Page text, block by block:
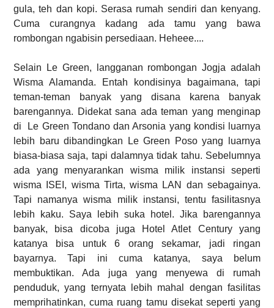
gula, teh dan kopi. Serasa rumah sendiri dan kenyang.
Cuma curangnya kadang ada tamu yang bawa
rombongan ngabisin persediaan. Heheee....
Selain Le Green, langganan rombongan Jogja adalah
Wisma Alamanda. Entah kondisinya bagaimana, tapi
teman-teman banyak yang disana karena banyak
barengannya. Didekat sana ada teman yang menginap
di Le Green Tondano dan Arsonia yang kondisi luarnya
lebih baru dibandingkan Le Green Poso yang luarnya
biasa-biasa saja, tapi dalamnya tidak tahu. Sebelumnya
ada yang menyarankan wisma milik instansi seperti
wisma ISEI, wisma Tirta, wisma LAN dan sebagainya.
Tapi namanya wisma milik instansi, tentu fasilitasnya
lebih kaku. Saya lebih suka hotel. Jika barengannya
banyak, bisa dicoba juga Hotel Atlet Century yang
katanya bisa untuk 6 orang sekamar, jadi ringan
bayarnya. Tapi ini cuma katanya, saya belum
membuktikan. Ada juga yang menyewa di rumah
penduduk, yang ternyata lebih mahal dengan fasilitas
memprihatinkan, cuma ruang tamu disekat seperti yang